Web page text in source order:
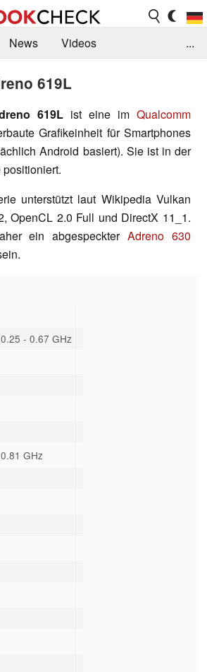
News
Videos
...
619L
619L ist eine im Qualcomm
Grafikeinheit für Smartphones
Android basiert). Sie ist in der
unterstützt laut Wikipedia Vulkan
OpenCL 2.0 Full und DirectX 11_1.
ein abgespeckterAdreno 630
- 0.67 GHz
GHz